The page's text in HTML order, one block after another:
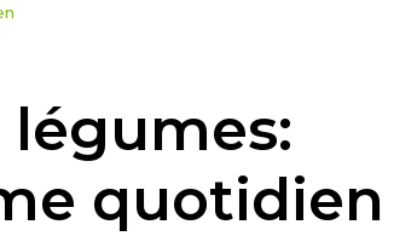
légumes:
quotidien